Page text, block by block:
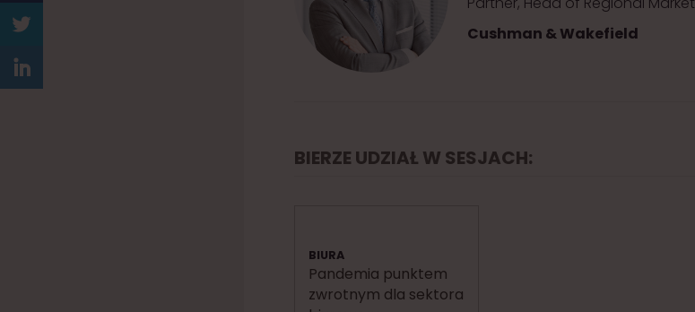
Cushman & Wakefield
BIERZE UDZIAŁ W SESJACH:
BIURA
Pandemia punktem
zwrotnym dla sektora